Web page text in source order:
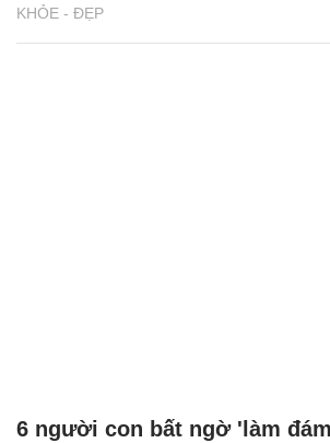
KHỎE - ĐẸP
6 người con bất ngờ 'làm